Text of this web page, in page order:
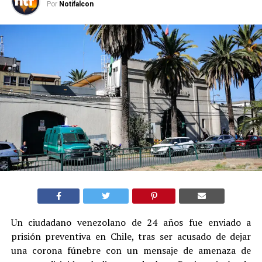
Por Notifalcon
Un ciudadano venezolano de 24 años fue enviado a
prisión preventiva en Chile, tras ser acusado de dejar
una corona fúnebre con un mensaje de amenaza de